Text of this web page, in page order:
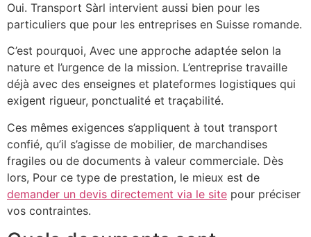
Oui. Transport Sàrl intervient aussi bien pour les
particuliers que pour les entreprises en Suisse romande.
C’est pourquoi, Avec une approche adaptée selon la
nature et l’urgence de la mission. L’entreprise travaille
déjà avec des enseignes et plateformes logistiques qui
exigent rigueur, ponctualité et traçabilité.
Ces mêmes exigences s’appliquent à tout transport
confié, qu’il s’agisse de mobilier, de marchandises
fragiles ou de documents à valeur commerciale. Dès
lors, Pour ce type de prestation, le mieux est de
demander un devis directement via le site pour préciser
vos contraintes.